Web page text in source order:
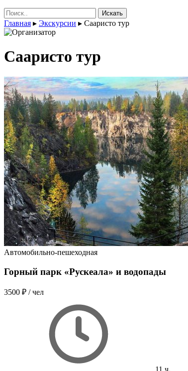
Поиск:
Главная ▸ Экскурсии ▸ Сааристо тур
Сааристо тур
Автомобильно-пешеходная
Горный парк «Рускеала» и водопады
3500 ₽ / чел